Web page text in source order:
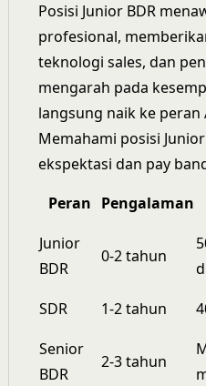
Posisi Junior BDR
profesional,
teknologi sales, dan
mengarah pada
langsung naik ke peran
Memahami posisi
ekspektasi dan pay
Peran Pengalaman
Junior
BDR
0-2 tahun
SDR 1-2 tahun
Senior
BDR
2-3 tahun